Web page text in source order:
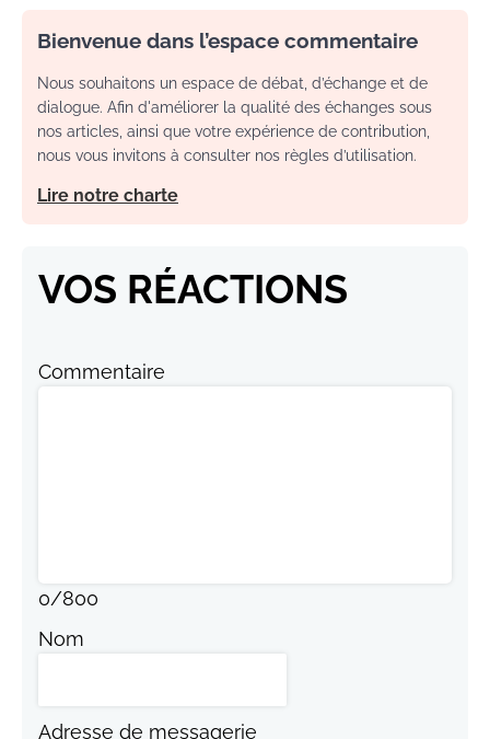
Bienvenue dans l’espace commentaire
Nous souhaitons un espace de débat, d’échange et de
dialogue. Afin d'améliorer la qualité des échanges sous
nos articles, ainsi que votre expérience de contribution,
nous vous invitons à consulter nos règles d’utilisation.
Lire notre charte
VOS RÉACTIONS
Commentaire
0/800
Nom
Adresse de messagerie